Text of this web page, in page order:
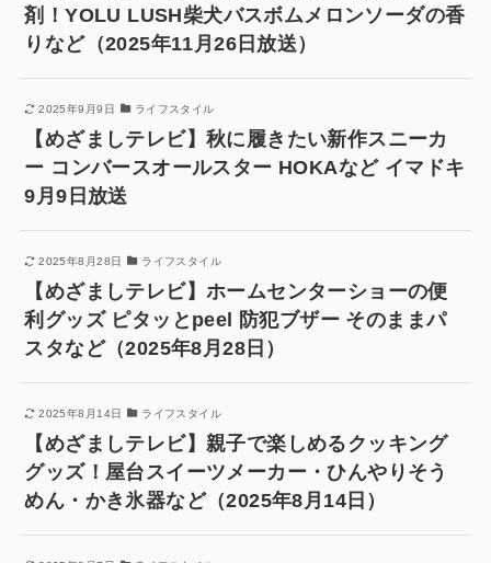
剤！YOLU LUSH柴犬バスボムメロンソーダの香
りなど（2025年11月26日放送）
2025年9月9日 ライフスタイル
【めざましテレビ】秋に履きたい新作スニーカ
ー コンバースオールスター HOKAなど イマドキ
9月9日放送
2025年8月28日 ライフスタイル
【めざましテレビ】ホームセンターショーの便
利グッズ ピタッとpeel 防犯ブザー そのままパ
スタなど（2025年8月28日）
2025年8月14日 ライフスタイル
【めざましテレビ】親子で楽しめるクッキング
グッズ！屋台スイーツメーカー・ひんやりそう
めん・かき氷器など（2025年8月14日）